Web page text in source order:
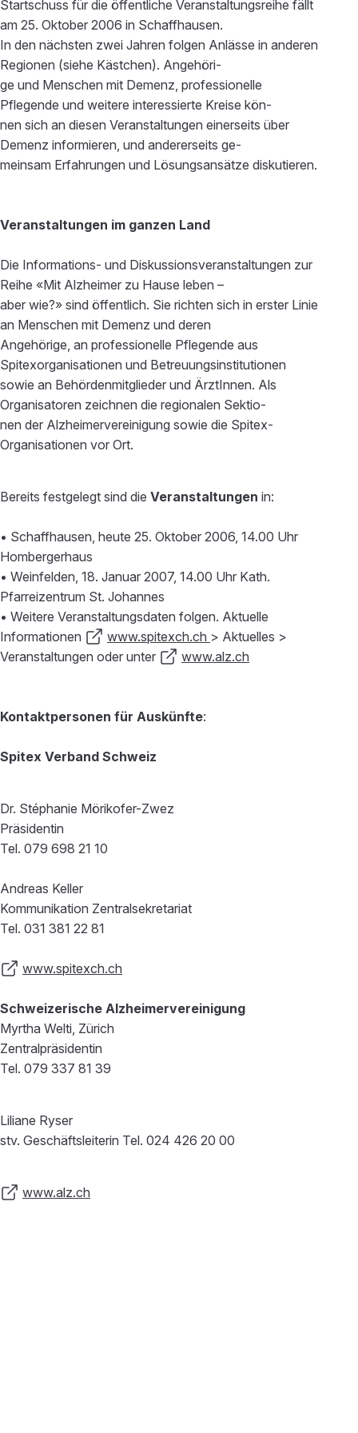
Startschuss für die öffentliche Veranstaltungsreihe fällt
am 25. Oktober 2006 in Schaffhausen.
In den nächsten zwei Jahren folgen Anlässe in anderen
Regionen (siehe Kästchen). Angehöri-
ge und Menschen mit Demenz, professionelle
Pflegende und weitere interessierte Kreise kön-
nen sich an diesen Veranstaltungen einerseits über
Demenz informieren, und andererseits ge-
meinsam Erfahrungen und Lösungsansätze diskutieren.
Veranstaltungen im ganzen Land
Die Informations- und Diskussionsveranstaltungen zur
Reihe «Mit Alzheimer zu Hause leben –
aber wie?» sind öffentlich. Sie richten sich in erster Linie
an Menschen mit Demenz und deren
Angehörige, an professionelle Pflegende aus
Spitexorganisationen und Betreuungsinstitutionen
sowie an Behördenmitglieder und ÄrztInnen. Als
Organisatoren zeichnen die regionalen Sektio-
nen der Alzheimervereinigung sowie die Spitex-
Organisationen vor Ort.
Bereits festgelegt sind die Veranstaltungen in:
• Schaffhausen, heute 25. Oktober 2006, 14.00 Uhr
Hombergerhaus
• Weinfelden, 18. Januar 2007, 14.00 Uhr Kath.
Pfarreizentrum St. Johannes
• Weitere Veranstaltungsdaten folgen. Aktuelle
Informationen
www.spitexch.ch > Aktuelles >
Veranstaltungen oder unter
www.alz.ch
Kontaktpersonen für Auskünfte:
Spitex Verband Schweiz
Dr. Stéphanie Mörikofer-Zwez
Präsidentin
Tel. 079 698 21 10
Andreas Keller
Kommunikation Zentralsekretariat
Tel. 031 381 22 81
www.spitexch.ch
Schweizerische Alzheimervereinigung
Myrtha Welti, Zürich
Zentralpräsidentin
Tel. 079 337 81 39
Liliane Ryser
stv. Geschäftsleiterin Tel. 024 426 20 00
www.alz.ch